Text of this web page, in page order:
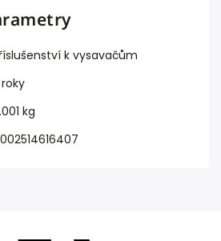
k vysavačům
kg